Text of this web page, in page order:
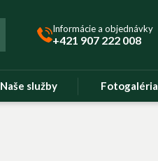
Informácie a objednávky
+421 907 222 008
Naše služby Fotogaléria